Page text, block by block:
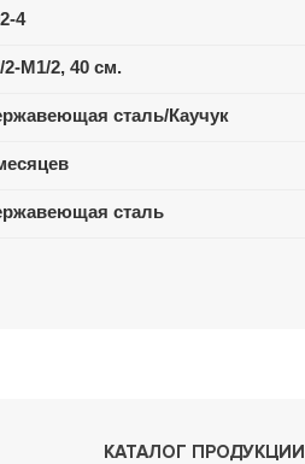
4
2-M1/2, 40 см.
сталь/Каучук
сталь
КАТАЛОГ ПРОДУКЦИИ